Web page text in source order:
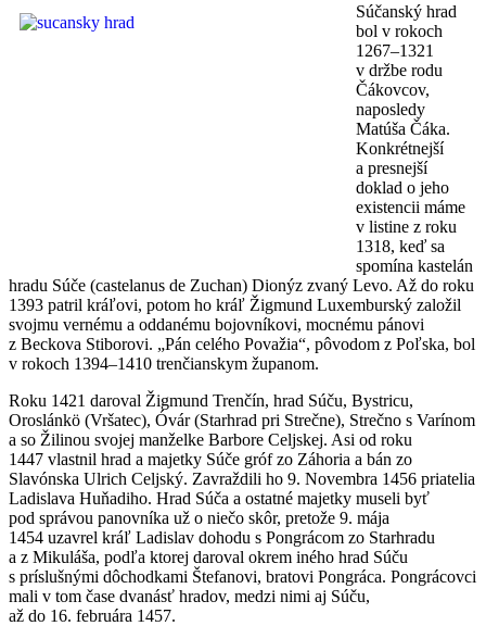
Súčanský hrad
bol v rokoch
1267–1321
v držbe rodu
Čákovcov,
naposledy
Matúša Čáka.
Konkrétnejší
a presnejší
doklad o jeho
existencii máme
v listine z roku
1318, keď sa
spomína kastelán
hradu Súče (castelanus de Zuchan) Dionýz zvaný Levo. Až do roku
1393 patril kráľovi, potom ho kráľ Žigmund Luxemburský založil
svojmu vernému a oddanému bojovníkovi, mocnému pánovi
z Beckova Stiborovi. „Pán celého Považia“, pôvodom z Poľska, bol
v rokoch 1394–1410 trenčianskym županom.
Roku 1421 daroval Žigmund Trenčín, hrad Súču, Bystricu,
Oroslánkö (Vršatec), Óvár (Starhrad pri Strečne), Strečno s Varínom
a so Žilinou svojej manželke Barbore Celjskej. Asi od roku
1447 vlastnil hrad a majetky Súče gróf zo Záhoria a bán zo
Slavónska Ulrich Celjský. Zavraždili ho 9. Novembra 1456 priatelia
Ladislava Huňadiho. Hrad Súča a ostatné majetky museli byť
pod správou panovníka už o niečo skôr, pretože 9. mája
1454 uzavrel kráľ Ladislav dohodu s Pongrácom zo Starhradu
a z Mikuláša, podľa ktorej daroval okrem iného hrad Súču
s príslušnými dôchodkami Štefanovi, bratovi Pongráca. Pongrácovci
mali v tom čase dvanásť hradov, medzi nimi aj Súču,
až do 16. februára 1457.